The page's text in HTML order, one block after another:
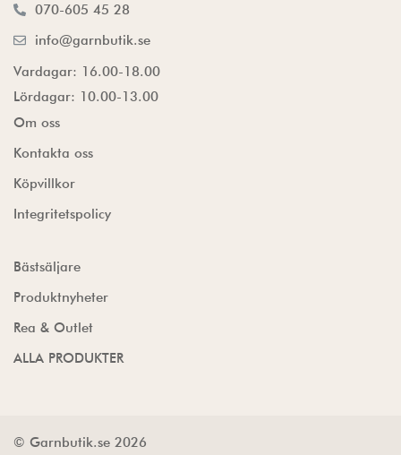
070-605 45 28
info@garnbutik.se
Vardagar: 16.00-18.00
Lördagar: 10.00-13.00
Om oss
Kontakta oss
Köpvillkor
Integritetspolicy
Bästsäljare
Produktnyheter
Rea & Outlet
ALLA PRODUKTER
© Garnbutik.se 2026